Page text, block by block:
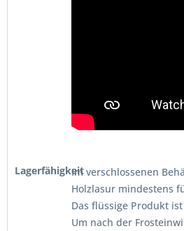
LagerfähigkeitIm verschlossenen
Holzlasur mindestens
Das flüssige Produkt
Um nach der